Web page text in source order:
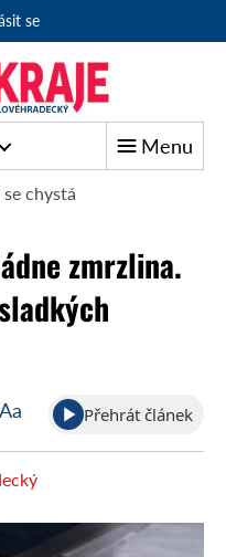
se
Menu
se chystá
zmrzlina.
Aa Přehrát článek